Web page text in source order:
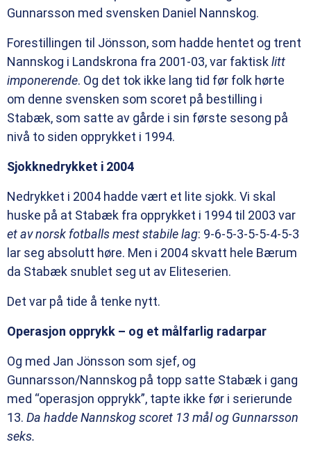
Gunnarsson med svensken Daniel Nannskog.
Forestillingen til Jönsson, som hadde hentet og trent
Nannskog i Landskrona fra 2001-03, var faktisklitt
imponerende. Og det tok ikke lang tid før folk hørte
om denne svensken som scoret på bestilling i
Stabæk, som satte av gårde i sin første sesong på
nivå to siden opprykket i 1994.
Sjokknedrykket i 2004
Nedrykket i 2004 hadde vært et lite sjokk. Vi skal
huske på at Stabæk fra opprykket i 1994 til 2003 var
et av norsk fotballs mest stabile lag: 9-6-5-3-5-5-4-5-3
lar seg absolutt høre. Men i 2004 skvatt hele Bærum
da Stabæk snublet seg ut av Eliteserien.
Det var på tide å tenke nytt.
Operasjon opprykk – og et målfarlig radarpar
Og med Jan Jönsson som sjef, og
Gunnarsson/Nannskog på topp satte Stabæk i gang
med “operasjon opprykk”, tapte ikke før i serierunde
13. Da hadde Nannskog scoret 13 mål og Gunnarsson
seks.